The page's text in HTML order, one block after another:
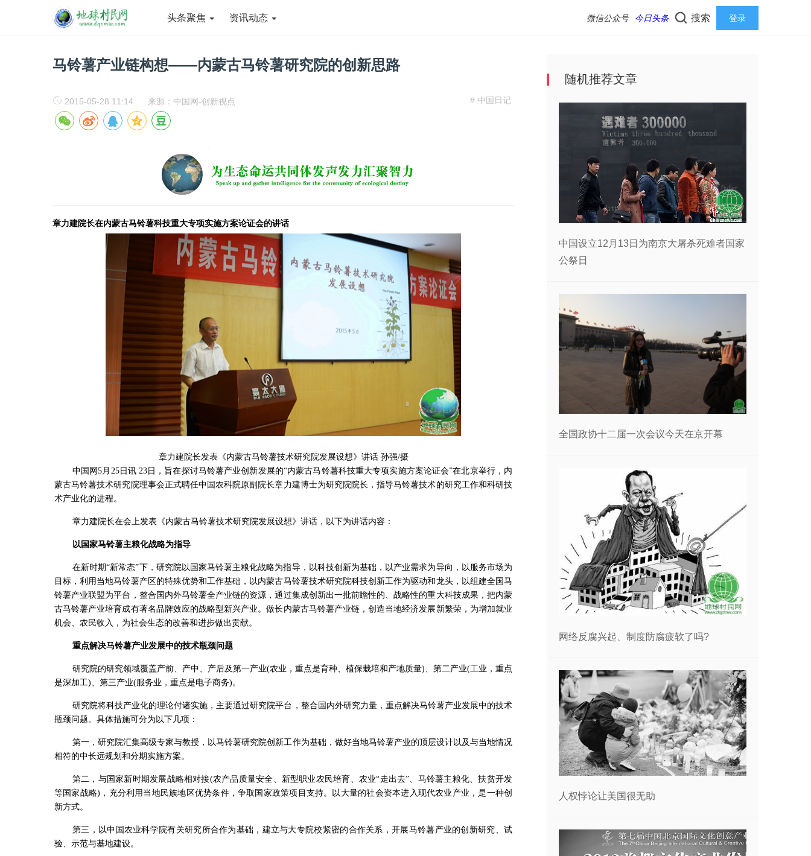
头条聚焦 资讯动态 微信公众号 今日头条 搜索 登录
马铃薯产业链构想——内蒙古马铃薯研究院的创新思路
# 中国日记
2015-05-28 11:14 来源：中国网-创新视点
章力建院长在内蒙古马铃薯科技重大专项实施方案论证会的讲话
章力建院长发表《内蒙古马铃薯技术研究院发展设想》讲话 孙强/摄
中国网5月25日讯 23日，旨在探讨马铃薯产业创新发展的“内蒙古马铃薯科技重大专项实施方案论证会”在北京举行，内
蒙古马铃薯技术研究院理事会正式聘任中国农科院原副院长章力建博士为研究院院长，指导马铃薯技术的研究工作和科研技
术产业化的进程。
章力建院长在会上发表《内蒙古马铃薯技术研究院发展设想》讲话，以下为讲话内容：
以国家马铃薯主粮化战略为指导
在新时期“新常态”下，研究院以国家马铃薯主粮化战略为指导，以科技创新为基础，以产业需求为导向，以服务市场为
目标，利用当地马铃薯产区的特殊优势和工作基础，以内蒙古马铃薯技术研究院科技创新工作为驱动和龙头，以组建全国马
铃薯产业联盟为平台，整合国内外马铃薯全产业链的资源，通过集成创新出一批前瞻性的、战略性的重大科技成果，把内蒙
古马铃薯产业培育成有著名品牌效应的战略型新兴产业。做长内蒙古马铃薯产业链，创造当地经济发展新繁荣，为增加就业
机会、农民收入，为社会生态的改善和进步做出贡献。
重点解决马铃薯产业发展中的技术瓶颈问题
研究院的研究领域覆盖产前、产中、产后及第一产业(农业，重点是育种、植保栽培和产地质量)、第二产业(工业，重点
是深加工)、第三产业(服务业，重点是电子商务)。
研究院将科技产业化的理论付诸实施，主要通过研究院平台，整合国内外研究力量，重点解决马铃薯产业发展中的技术
瓶颈问题。具体措施可分为以下几项：
第一，研究院汇集高级专家与教授，以马铃薯研究院创新工作为基础，做好当地马铃薯产业的顶层设计以及与当地情况
相符的中长远规划和分期实施方案。
第二，与国家新时期发展战略相对接(农产品质量安全、新型职业农民培育、农业“走出去”、马铃薯主粮化、扶贫开发
等国家战略)，充分利用当地民族地区优势条件，争取国家政策项目支持。以大量的社会资本进入现代农业产业，是一种创
新方式。
第三，以中国农业科学院有关研究所合作为基础，建立与大专院校紧密的合作关系，开展马铃薯产业的创新研究、试
验、示范与基地建设。
随机推荐文章
中国设立12月13日为南京大屠杀死难者国家
公祭日
全国政协十二届一次会议今天在京开幕
网络反腐兴起、制度防腐疲软了吗?
人权悖论让美国很无助